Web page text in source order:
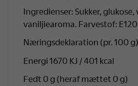
Ingredienser: Sukker, glukose,
vaniljiearoma. Farvestof: E120,
Næringsdeklaration (pr. 100
Energi 1670 KJ / 401 kcal
Fedt 0 g (heraf mættet 0 g)